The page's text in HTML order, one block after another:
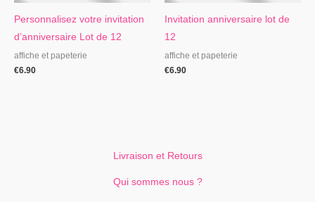
Personnalisez votre invitation
d’anniversaire Lot de 12
affiche et papeterie
€6.90
Invitation anniversaire lot de
12
affiche et papeterie
€6.90
Livraison et Retours
Qui sommes nous ?